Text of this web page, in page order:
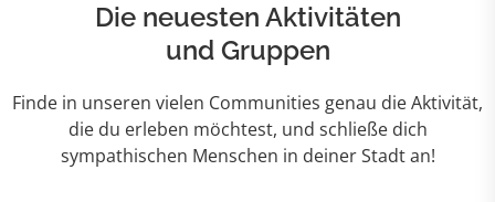
Die neuesten Aktivitäten
und Gruppen
Finde in unseren vielen Communities genau die Aktivität,
die du erleben möchtest, und schließe dich
sympathischen Menschen in deiner Stadt an!